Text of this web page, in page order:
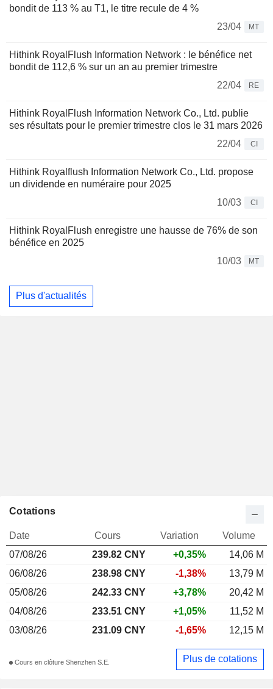
bondit de 113 % au T1, le titre recule de 4 %
23/04
MT
Hithink RoyalFlush Information Network : le bénéfice net
bondit de 112,6 % sur un an au premier trimestre
22/04
RE
Hithink RoyalFlush Information Network Co., Ltd. publie
ses résultats pour le premier trimestre clos le 31 mars 2026
22/04
CI
Hithink Royalflush Information Network Co., Ltd. propose
un dividende en numéraire pour 2025
10/03
CI
Hithink RoyalFlush enregistre une hausse de 76% de son
bénéfice en 2025
10/03
MT
Plus d'actualités
Cotations
Date Cours Variation
Volume
07/08/26
239.82 CNY +0,35%
14,06 M
06/08/26
238.98 CNY -1,38%
13,79 M
05/08/26
242.33 CNY +3,78%
20,42 M
04/08/26
233.51 CNY +1,05%
11,52 M
03/08/26
231.09 CNY -1,65% 12,15 M
Cours en clôture Shenzhen S.E. Plus de cotations